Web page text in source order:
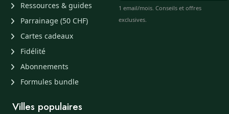
Ressources & guides
Parrainage (50 CHF)
Cartes cadeaux
Fidélité
Abonnements
Formules bundle
1 email/mois. Conseils et offres
exclusives.
Villes populaires